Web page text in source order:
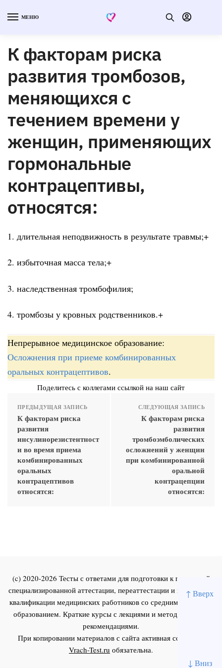
↑ Вверх
↓ Вниз
МЕНЮ
К факторам риска
развития тромбозов,
меняющихся с
течением времени у
женщин, применяющих
гормональные
контрацептивы,
относятся:
1. длительная неподвижность в результате травмы;+
2. избыточная масса тела;+
3. наследственная тромбофилия;
4. тромбозы у кровных родственников.+
Непрерывное медицинское образование:
Осложнения при приеме комбинированных
оральных контрацептивов.
Поделитесь с коллегами ссылкой на наш сайт
ПРЕДЫДУЩАЯ ЗАПИСЬ
К факторам риска
развития
инсулинорезистентност
и во время приема
комбинированных
оральных
контрацептивов
относятся:
СЛЕДУЮЩАЯ ЗАПИСЬ
К факторам риска
развития
тромбоэмболических
осложнений у женщин
при комбинированной
оральной
контрацепции
относятся:
(c) 2020-2026 Тесты с ответами для подготовки к первичной
специализированной аттестации, переаттестации и повышения
квалификации медицинских работников со средним и высшим
образованием. Краткие курсы с лекциями и методическими
рекомендациями.
При копировании материалов с сайта активная ссылка на
Vrach-Test.ru обязательна.